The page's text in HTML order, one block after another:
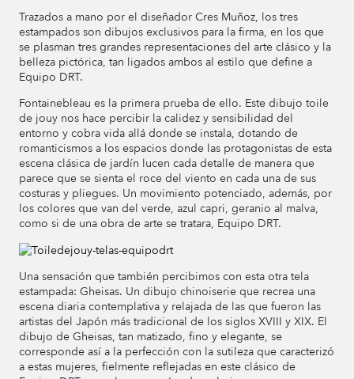
Trazados a mano por el diseñador Cres Muñoz, los tres
estampados son dibujos exclusivos para la firma, en los que
se plasman tres grandes representaciones del arte clásico y la
belleza pictórica, tan ligados ambos al estilo que define a
Equipo DRT.
Fontainebleau es la primera prueba de ello. Este dibujo toile
de jouy nos hace percibir la calidez y sensibilidad del
entorno y cobra vida allá donde se instala, dotando de
romanticismos a los espacios donde las protagonistas de esta
escena clásica de jardín lucen cada detalle de manera que
parece que se sienta el roce del viento en cada una de sus
costuras y pliegues. Un movimiento potenciado, además, por
los colores que van del verde, azul capri, geranio al malva,
como si de una obra de arte se tratara, Equipo DRT.
Una sensación que también percibimos con esta otra tela
estampada: Gheisas. Un dibujo chinoiserie que recrea una
escena diaria contemplativa y relajada de las que fueron las
artistas del Japón más tradicional de los siglos XVIII y XIX. El
dibujo de Gheisas, tan matizado, fino y elegante, se
corresponde así a la perfección con la sutileza que caracterizó
a estas mujeres, fielmente reflejadas en este clásico de